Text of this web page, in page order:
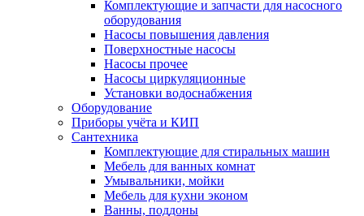
Комплектующие и запчасти для насосного
оборудования
Насосы повышения давления
Поверхностные насосы
Насосы прочее
Насосы циркуляционные
Установки водоснабжения
Оборудование
Приборы учёта и КИП
Сантехника
Комплектующие для стиральных машин
Мебель для ванных комнат
Умывальники, мойки
Мебель для кухни эконом
Ванны, поддоны